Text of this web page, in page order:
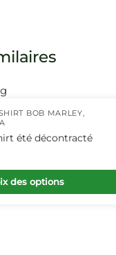
BOB MARLEY,
été décontracté
des options